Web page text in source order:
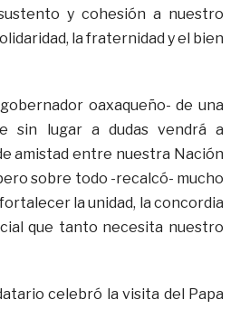
y cohesión a nuestro
la fraternidad y el bien
oaxaqueño- de una
sin lugar a dudas vendrá a
amistad entre nuestra Nación
sobre todo -recalcó- mucho
la unidad, la concordia
que tanto necesita nuestro
celebró la visita del Papa